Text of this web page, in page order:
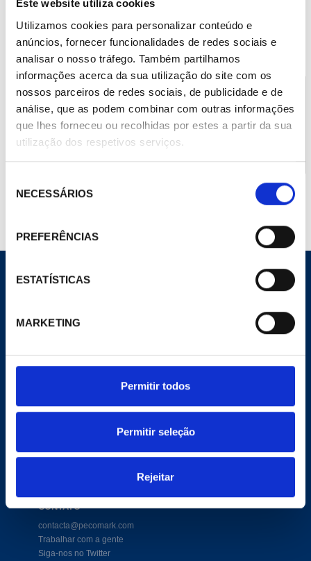
Este website utiliza cookies
Utilizamos cookies para personalizar conteúdo e
anúncios, fornecer funcionalidades de redes sociais e
analisar o nosso tráfego. Também partilhamos
informações acerca da sua utilização do site com os
nossos parceiros de redes sociais, de publicidade e de
análise, que as podem combinar com outras informações
que lhes forneceu ou recolhidas por estes a partir da sua
utilização dos respetivos serviços.
NECESSÁRIOS
PREFERÊNCIAS
ESTATÍSTICAS
MARKETING
Permitir todos
Permitir seleção
Rejeitar
Documentação
Baixe a documentação do produto
Ficha Técnica REFLESS 24W+
Esquema Eléctric REFLESS
CORPORATIVO
Delegações
Website de comércio eletrônico
CONTATO
contacta@pecomark.com
Trabalhar com a gente
Siga-nos no Twitter